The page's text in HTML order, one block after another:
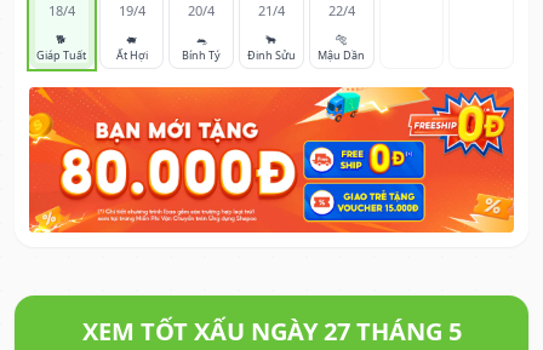
18/4
🐕
Giáp Tuất
19/4
🐖
Ất Hợi
20/4
🐀
Bính Tý
21/4
🐂
Đinh Sửu
22/4
🐅
Mậu Dần
XEM TỐT XẤU NGÀY 27 THÁNG 5